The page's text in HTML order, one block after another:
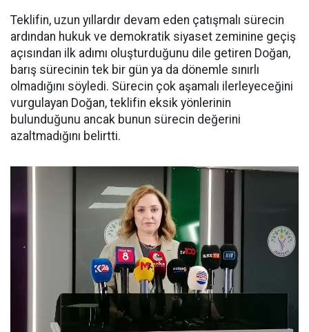
Teklifin, uzun yıllardır devam eden çatışmalı sürecin
ardından hukuk ve demokratik siyaset zeminine geçiş
açısından ilk adımı oluşturduğunu dile getiren Doğan,
barış sürecinin tek bir gün ya da dönemle sınırlı
olmadığını söyledi. Sürecin çok aşamalı ilerleyeceğini
vurgulayan Doğan, teklifin eksik yönlerinin
bulunduğunu ancak bunun sürecin değerini
azaltmadığını belirtti.